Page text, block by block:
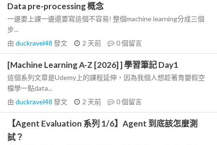
Data pre-processing 概念
一邊要上課一邊還要寫這個不容易! 整個machine learning分成三個
步...
由 duckravel48 發文 2 天前 0個留言
[Machine Learning A-Z [2026] ] 學習筆記 Day1
這個系列文章是Udemy上的課程延伸，因為我個人想趁著育嬰假空
檔學一點data...
由 duckravel48 發文 2 天前 0個留言
【Agent Evaluation 系列 1/6】Agent 到底該怎麼測
試？